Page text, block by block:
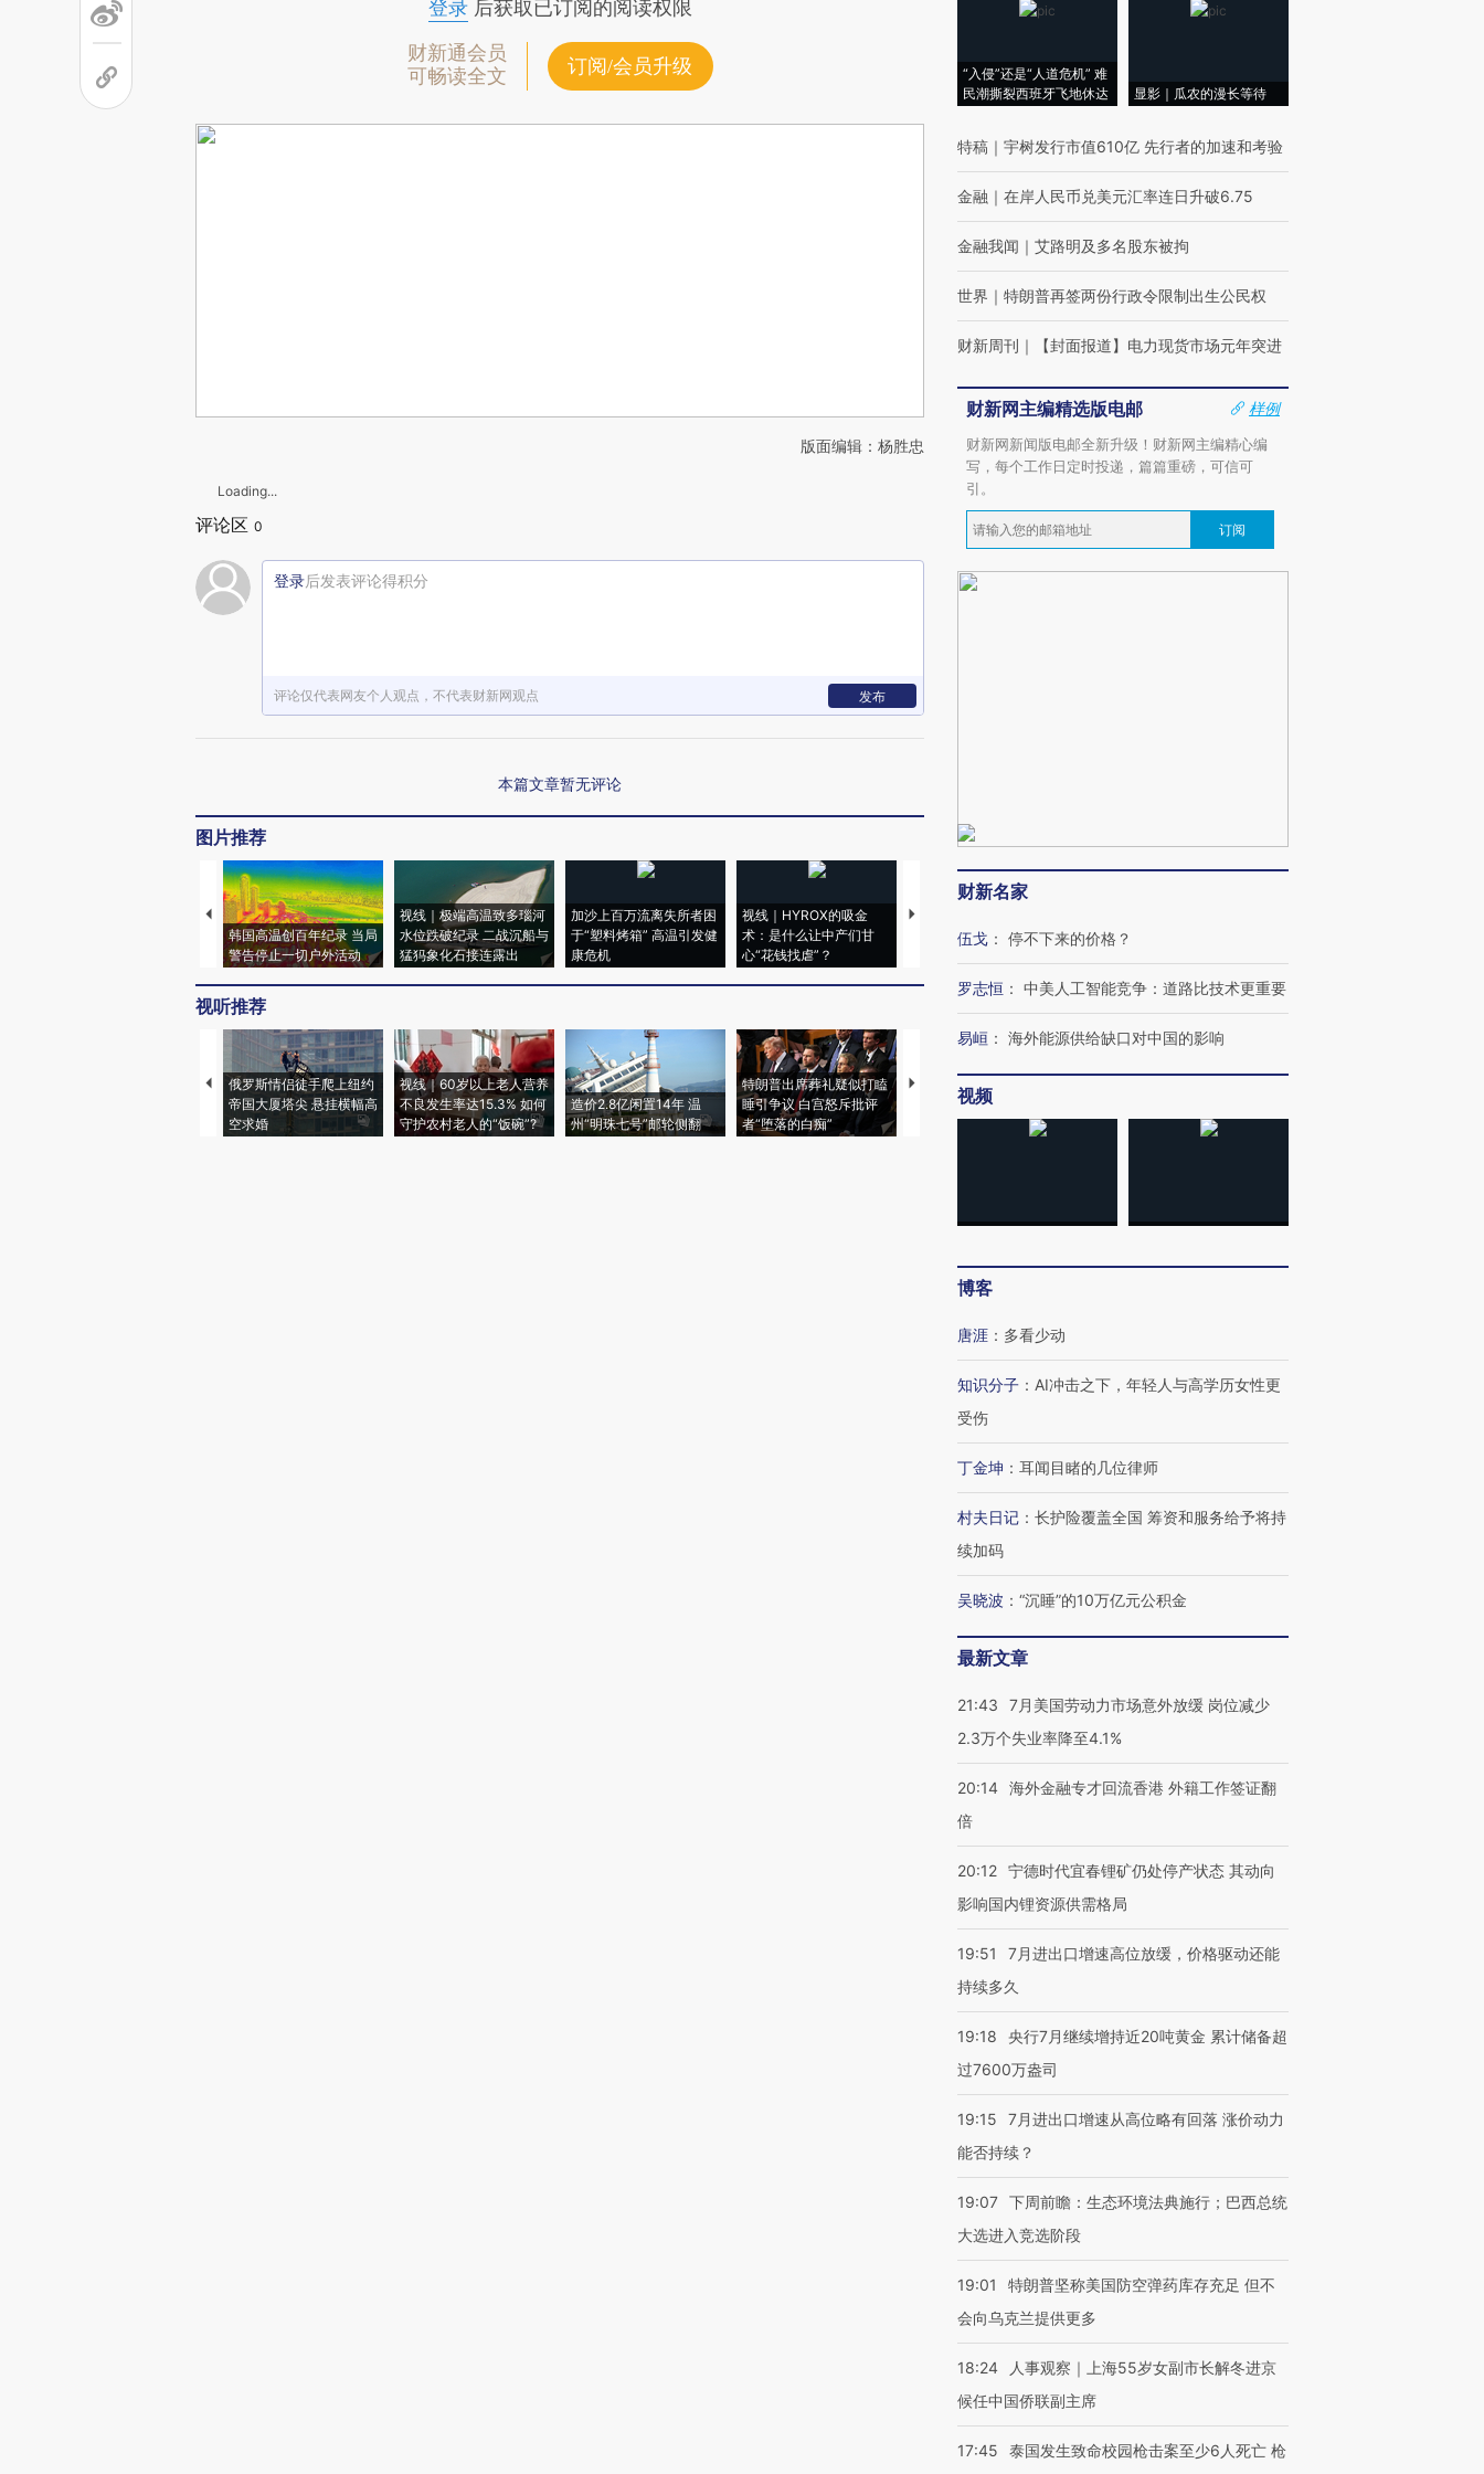
登录后获取已订阅的阅读权限
财新通会员
可畅读全文
订阅/会员升级
版面编辑：杨胜忠
Loading...
评论区 0
登录后发表评论得积分
评论仅代表网友个人观点，不代表财新网观点 发布
本篇文章暂无评论
图片推荐
韩国高温创百年纪录 当局
警告停止一切户外活动
视线｜极端高温致多瑙河
水位跌破纪录 二战沉船与
猛犸象化石接连露出
加沙上百万流离失所者困
于“塑料烤箱” 高温引发健
康危机
视线｜HYROX的吸金
术：是什么让中产们甘
心“花钱找虐”？
马航飞行员跨国走私7万
粒摇头丸 尿检体内含3种
度Z世代 用街头抗争将教
视听推荐
俄罗斯情侣徒手爬上纽约
帝国大厦塔尖 悬挂横幅高
空求婚
视线｜60岁以上老人营养
不良发生率达15.3% 如何
守护农村老人的“饭碗”?
造价2.8亿闲置14年 温
州“明珠七号”邮轮侧翻
特朗普出席葬礼疑似打瞌
睡引争议 白宫怒斥批评
者“堕落的白痴”
视线｜全球最热百城独占
97个 印度如何熬过48°C
阿根廷3-0阿尔及利亚
警告停止一切户外活动
“入侵”还是“人道危机” 难
民潮撕裂西班牙飞地休达
显影｜瓜农的漫长等待
特稿 ｜ 宇树发行市值610亿 先行者的加速和考验
金融 ｜ 在岸人民币兑美元汇率连日升破6.75
金融我闻 ｜ 艾路明及多名股东被拘
世界 ｜ 特朗普再签两份行政令限制出生公民权
财新周刊 ｜ 【封面报道】电力现货市场元年突进
财新网主编精选版电邮
样例
财新网新闻版电邮全新升级！财新网主编精心编
写，每个工作日定时投递，篇篇重磅，可信可
引。
订阅
财新名家
伍戈 ： 停不下来的价格？
罗志恒 ： 中美人工智能竞争：道路比技术更重要
易峘 ： 海外能源供给缺口对中国的影响
视频
博客
唐涯 ： 多看少动
知识分子 ： AI冲击之下，年轻人与高学历女性更
受伤
丁金坤 ： 耳闻目睹的几位律师
村夫日记 ： 长护险覆盖全国 筹资和服务给予将持
续加码
吴晓波 ： “沉睡”的10万亿元公积金
最新文章
21:43
7月美国劳动力市场意外放缓 岗位减少
2.3万个失业率降至4.1%
20:14 海外金融专才回流香港 外籍工作签证翻
倍
20:12 宁德时代宜春锂矿仍处停产状态 其动向
影响国内锂资源供需格局
19:51
7月进出口增速高位放缓，价格驱动还能
持续多久
19:18
央行7月继续增持近20吨黄金 累计储备超
过7600万盎司
19:15
7月进出口增速从高位略有回落 涨价动力
能否持续？
19:07 下周前瞻：生态环境法典施行；巴西总统
大选进入竞选阶段
19:01
特朗普坚称美国防空弹药库存充足 但不
会向乌克兰提供更多
18:24
人事观察｜上海55岁女副市长解冬进京
候任中国侨联副主席
17:45 泰国发生致命校园枪击案至少6人死亡 枪